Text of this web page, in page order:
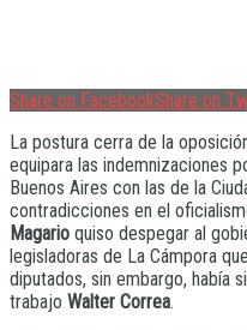
Share on FacebookShare on
La postura cerra de la
equipara las indemnizaciones
Buenos Aires con las de la
contradicciones en el
Magario quiso despegar al
legisladoras de La Cámpora
diputados, sin embargo, había
trabajo Walter Correa.